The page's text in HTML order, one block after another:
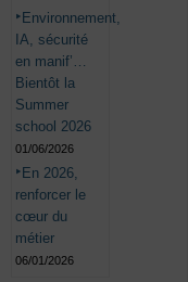
Environnement,
IA, sécurité
en manif’…
Bientôt la
Summer
school 2026
01/06/2026
En 2026,
renforcer le
cœur du
métier
06/01/2026